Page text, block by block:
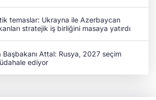
temaslar: Ukrayna ile Azerbaycan
stratejik iş birliğini masaya yatırdı
Başbakanı Attal: Rusya, 2027 seçim
ediyor